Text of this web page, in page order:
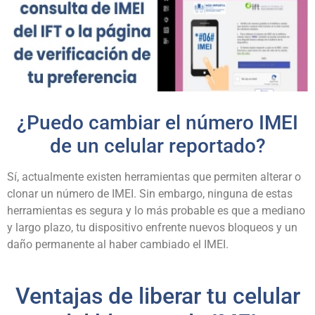
¿Puedo cambiar el número IMEI
de un celular reportado?
Sí, actualmente existen herramientas que permiten alterar o
clonar un número de IMEI. Sin embargo, ninguna de estas
herramientas es segura y lo más probable es que a mediano
y largo plazo, tu dispositivo enfrente nuevos bloqueos y un
daño permanente al haber cambiado el IMEI.
Ventajas de liberar tu celular